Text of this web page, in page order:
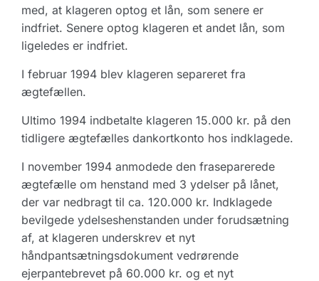
med, at klageren optog et lån, som senere er
indfriet. Senere optog klageren et andet lån, som
ligeledes er indfriet.
I februar 1994 blev klageren separeret fra
ægtefællen.
Ultimo 1994 indbetalte klageren 15.000 kr. på den
tidligere ægtefælles dankortkonto hos indklagede.
I november 1994 anmodede den fraseparerede
ægtefælle om henstand med 3 ydelser på lånet,
der var nedbragt til ca. 120.000 kr. Indklagede
bevilgede ydelseshenstanden under forudsætning
af, at klageren underskrev et nyt
håndpantsætningsdokument vedrørende
ejerpantebrevet på 60.000 kr. og et nyt